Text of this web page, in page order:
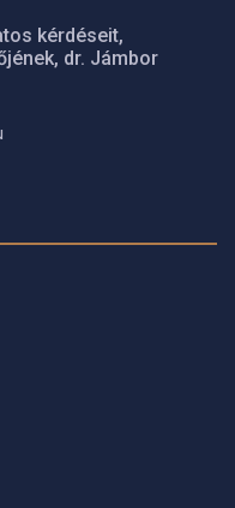
kérdéseit,
dr. Jámbor